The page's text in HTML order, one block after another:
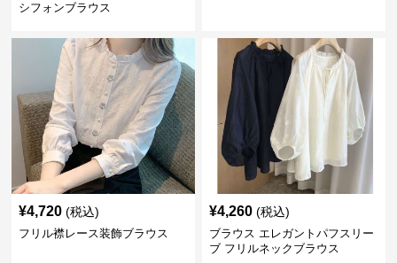
シフォンブラウス
¥4,720 (税込)
フリル襟レース装飾ブラウス
¥4,260 (税込)
ブラウス エレガントパフスリー
ブ フリルネックブラウス